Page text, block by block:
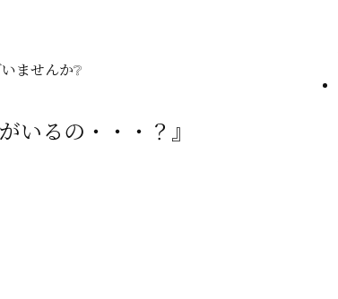
ませんか❔
いるの・・・？』